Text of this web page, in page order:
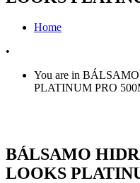
Home
•
You are in
PLATINUM PRO
BÁLSAMO
LOOKS